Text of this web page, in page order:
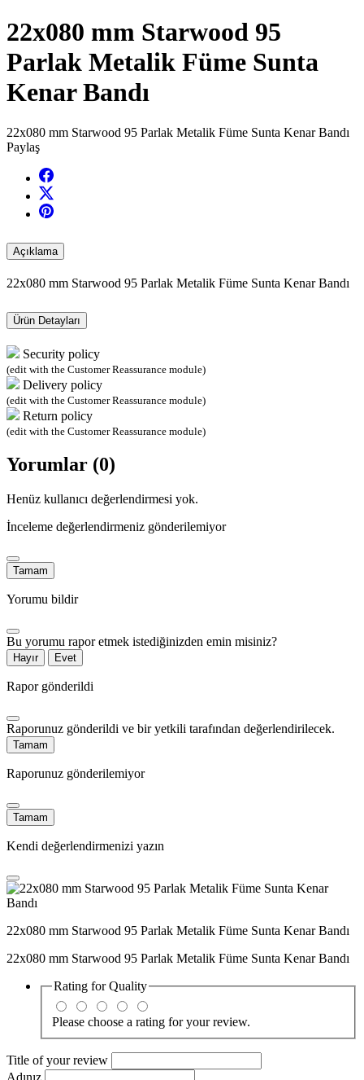
22x080 mm Starwood 95
Parlak Metalik Füme Sunta
Kenar Bandı
22x080 mm Starwood 95 Parlak Metalik Füme Sunta Kenar Bandı
Paylaş
Açıklama
22x080 mm Starwood 95 Parlak Metalik Füme Sunta Kenar Bandı
Ürün Detayları
Security policy
(edit with the Customer Reassurance module)
Delivery policy
(edit with the Customer Reassurance module)
Return policy
(edit with the Customer Reassurance module)
Yorumlar (0)
Henüz kullanıcı değerlendirmesi yok.
İnceleme değerlendirmeniz gönderilemiyor
Tamam
Yorumu bildir
Bu yorumu rapor etmek istediğinizden emin misiniz?
Hayır Evet
Rapor gönderildi
Raporunuz gönderildi ve bir yetkili tarafından değerlendirilecek.
Tamam
Raporunuz gönderilemiyor
Tamam
Kendi değerlendirmenizi yazın
22x080 mm Starwood 95 Parlak Metalik Füme Sunta Kenar Bandı
22x080 mm Starwood 95 Parlak Metalik Füme Sunta Kenar Bandı
Rating forQuality
Please choose a rating for your review.
Title of your review
Adınız